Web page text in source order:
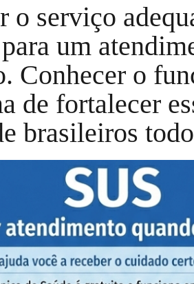
o serviço
um
Conhecer o
de fortalecer
brasileiros